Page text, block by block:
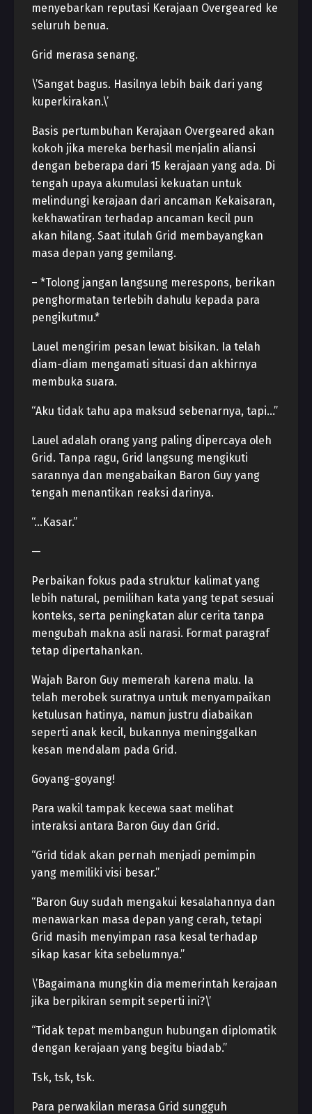
menyebarkan reputasi Kerajaan Overgeared ke
seluruh benua.
Grid merasa senang.
\’Sangat bagus. Hasilnya lebih baik dari yang
kuperkirakan.\’
Basis pertumbuhan Kerajaan Overgeared akan
kokoh jika mereka berhasil menjalin aliansi
dengan beberapa dari 15 kerajaan yang ada. Di
tengah upaya akumulasi kekuatan untuk
melindungi kerajaan dari ancaman Kekaisaran,
kekhawatiran terhadap ancaman kecil pun
akan hilang. Saat itulah Grid membayangkan
masa depan yang gemilang.
– *Tolong jangan langsung merespons, berikan
penghormatan terlebih dahulu kepada para
pengikutmu.*
Lauel mengirim pesan lewat bisikan. Ia telah
diam-diam mengamati situasi dan akhirnya
membuka suara.
“Aku tidak tahu apa maksud sebenarnya, tapi…”
Lauel adalah orang yang paling dipercaya oleh
Grid. Tanpa ragu, Grid langsung mengikuti
sarannya dan mengabaikan Baron Guy yang
tengah menantikan reaksi darinya.
“…Kasar.”
—
Perbaikan fokus pada struktur kalimat yang
lebih natural, pemilihan kata yang tepat sesuai
konteks, serta peningkatan alur cerita tanpa
mengubah makna asli narasi. Format paragraf
tetap dipertahankan.
Wajah Baron Guy memerah karena malu. Ia
telah merobek suratnya untuk menyampaikan
ketulusan hatinya, namun justru diabaikan
seperti anak kecil, bukannya meninggalkan
kesan mendalam pada Grid.
Goyang-goyang!
Para wakil tampak kecewa saat melihat
interaksi antara Baron Guy dan Grid.
“Grid tidak akan pernah menjadi pemimpin
yang memiliki visi besar.”
“Baron Guy sudah mengakui kesalahannya dan
menawarkan masa depan yang cerah, tetapi
Grid masih menyimpan rasa kesal terhadap
sikap kasar kita sebelumnya.”
\’Bagaimana mungkin dia memerintah kerajaan
jika berpikiran sempit seperti ini?\’
“Tidak tepat membangun hubungan diplomatik
dengan kerajaan yang begitu biadab.”
Tsk, tsk, tsk.
Para perwakilan merasa Grid sungguh